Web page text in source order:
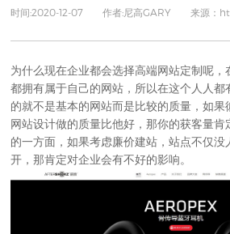
时间:2020-12-07 作者:尼高GARY 来源：
为什么现在企业都会选择高端网站定制呢，
都拥有属于自己的网站，所以在这个人人都
的就不是基本的网站而是比较的质量，如果
网站设计做的质量比他好，那你的获客量肯
的一方面，如果考虑廉价建站，站点不仅没
开，那肯定对企业会有不好的影响。